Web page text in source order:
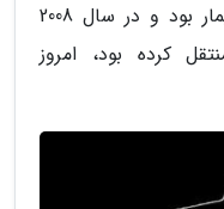
حالی که از سال 2006 به شدت بیمار بود و در سال 2008
کرده بود، امروز